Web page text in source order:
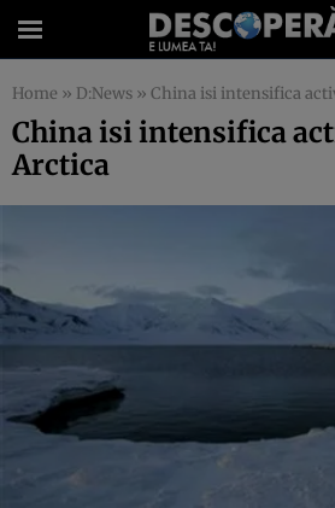
Home » D:News » China isi intensifica
China isi intensifica
Arctica